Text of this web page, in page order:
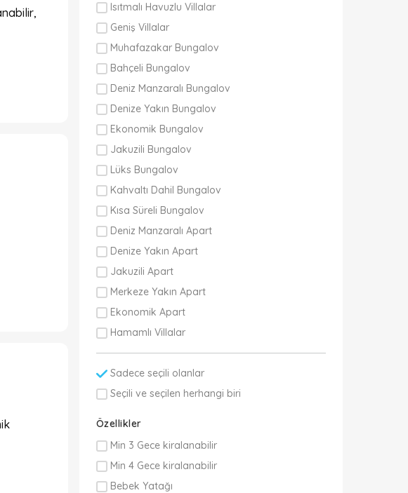
Isıtmalı Havuzlu Villalar
Geniş Villalar
Muhafazakar Bungalov
Bahçeli Bungalov
Deniz Manzaralı Bungalov
Denize Yakın Bungalov
Ekonomik Bungalov
Jakuzili Bungalov
Lüks Bungalov
Kahvaltı Dahil Bungalov
Kısa Süreli Bungalov
Deniz Manzaralı Apart
Denize Yakın Apart
Jakuzili Apart
Merkeze Yakın Apart
Ekonomik Apart
Hamamlı Villalar
Sadece seçili olanlar
Seçili ve seçilen herhangi biri
Özellikler
Min 3 Gece kiralanabilir
Min 4 Gece kiralanabilir
Bebek Yatağı